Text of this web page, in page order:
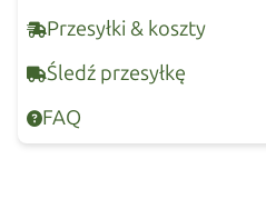
Przesyłki & koszty
Śledź przesyłkę
FAQ